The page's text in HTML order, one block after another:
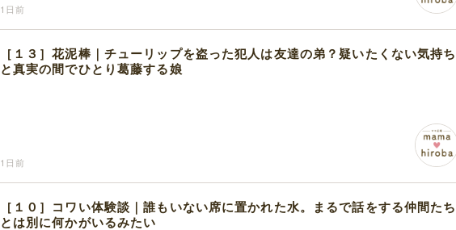
1日前
［１３］花泥棒｜チューリップを盗った犯人は友達の弟？疑いたくない気持ち
と真実の間でひとり葛藤する娘
1日前
［１０］コワい体験談｜誰もいない席に置かれた水。まるで話をする仲間たち
とは別に何かがいるみたい